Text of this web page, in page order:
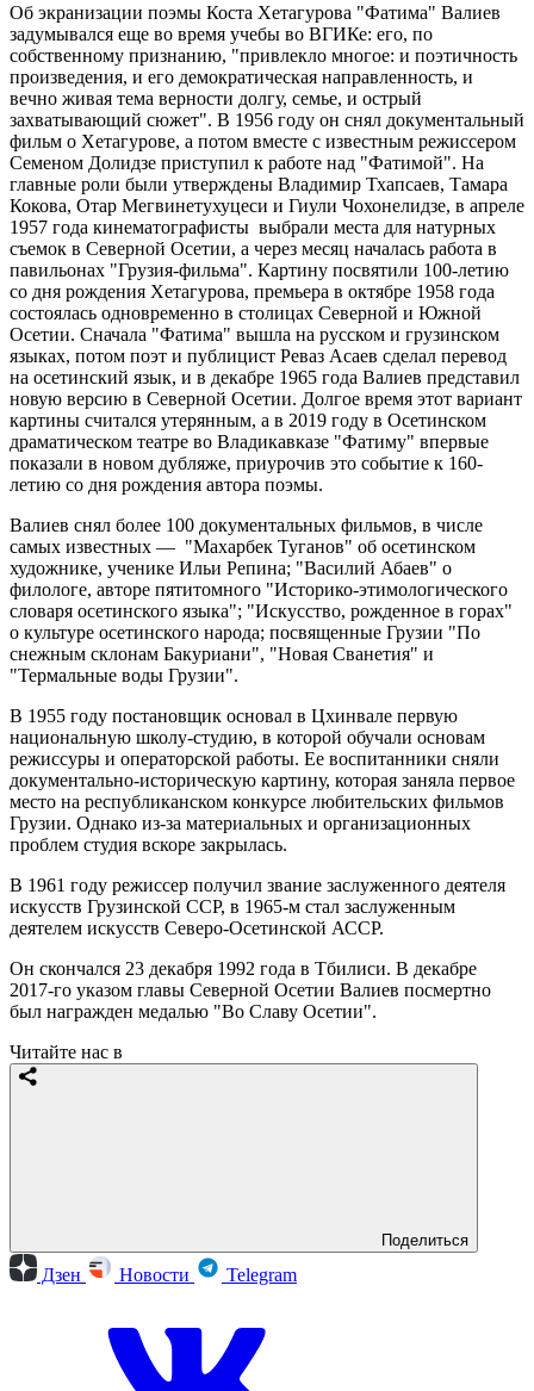
Об экранизации поэмы Коста Хетагурова "Фатима" Валиев
задумывался еще во время учебы во ВГИКе: его, по
собственному признанию, "привлекло многое: и поэтичность
произведения, и его демократическая направленность, и
вечно живая тема верности долгу, семье, и острый
захватывающий сюжет". В 1956 году он снял документальный
фильм о Хетагурове, а потом вместе с известным режиссером
Семеном Долидзе приступил к работе над "Фатимой". На
главные роли были утверждены Владимир Тхапсаев, Тамара
Кокова, Отар Мегвинетухуцеси и Гиули Чохонелидзе, в апреле
1957 года кинематографисты выбрали места для натурных
съемок в Северной Осетии, а через месяц началась работа в
павильонах "Грузия-фильма". Картину посвятили 100-летию
со дня рождения Хетагурова, премьера в октябре 1958 года
состоялась одновременно в столицах Северной и Южной
Осетии. Сначала "Фатима" вышла на русском и грузинском
языках, потом поэт и публицист Реваз Асаев сделал перевод
на осетинский язык, и в декабре 1965 года Валиев представил
новую версию в Северной Осетии. Долгое время этот вариант
картины считался утерянным, а в 2019 году в Осетинском
драматическом театре во Владикавказе "Фатиму" впервые
показали в новом дубляже, приурочив это событие к 160-
летию со дня рождения автора поэмы.
Валиев снял более 100 документальных фильмов, в числе
самых известных — "Махарбек Туганов" об осетинском
художнике, ученике Ильи Репина; "Василий Абаев" о
филологе, авторе пятитомного "Историко-этимологического
словаря осетинского языка"; "Искусство, рожденное в горах"
о культуре осетинского народа; посвященные Грузии "По
снежным склонам Бакуриани", "Новая Сванетия" и
"Термальные воды Грузии".
В 1955 году постановщик основал в Цхинвале первую
национальную школу-студию, в которой обучали основам
режиссуры и операторской работы. Ее воспитанники сняли
документально-историческую картину, которая заняла первое
место на республиканском конкурсе любительских фильмов
Грузии. Однако из-за материальных и организационных
проблем студия вскоре закрылась.
В 1961 году режиссер получил звание заслуженного деятеля
искусств Грузинской ССР, в 1965-м стал заслуженным
деятелем искусств Северо-Осетинской АССР.
Он скончался 23 декабря 1992 года в Тбилиси. В декабре
2017-го указом главы Северной Осетии Валиев посмертно
был награжден медалью "Во Славу Осетии".
Читайте нас в
Поделиться
Дзен Новости Telegram